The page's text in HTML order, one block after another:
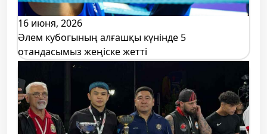
16 июня, 2026
Әлем кубогының алғашқы күнінде 5
отандасымыз жеңіске жетті